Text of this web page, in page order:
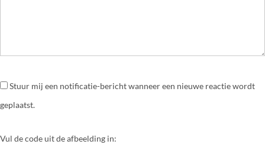
Stuur mij een notificatie-bericht wanneer een nieuwe reactie wordt
geplaatst.
Vul de code uit de afbeelding in: